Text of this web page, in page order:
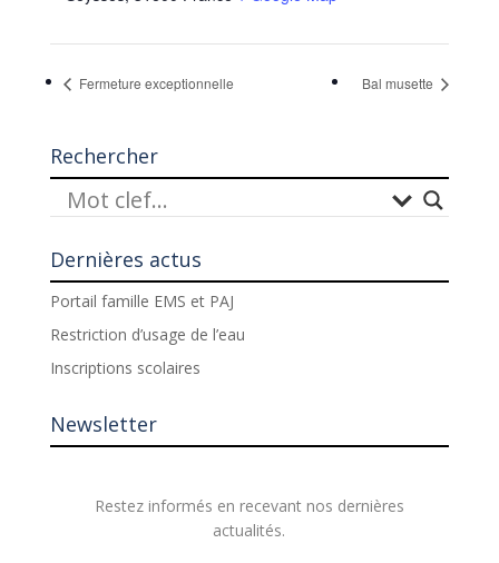
Fermeture exceptionnelle Bal musette
Rechercher
Dernières actus
Portail famille EMS et PAJ
Restriction d’usage de l’eau
Inscriptions scolaires
Newsletter
Restez informés en recevant nos dernières
actualités.